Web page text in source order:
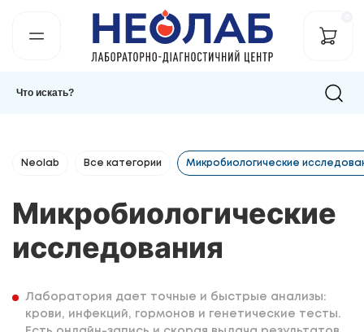
Neolab Все категории Микробиологические
Микробиологические
исследования
Лаборатория дает точные и быстрые анализы:
крови, инфекций, гормонов и генетические тесты.